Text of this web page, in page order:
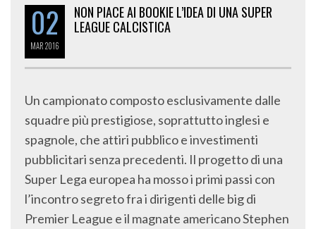
02
MAR2016
NON PIACE AI BOOKIE L’IDEA DI UNA SUPER
LEAGUE CALCISTICA
Un campionato composto esclusivamente dalle
squadre più prestigiose, soprattutto inglesi e
spagnole, che attiri pubblico e investimenti
pubblicitari senza precedenti. Il progetto di una
Super Lega europea ha mosso i primi passi con
l’incontro segreto fra i dirigenti delle big di
Premier League e il magnate americano Stephen